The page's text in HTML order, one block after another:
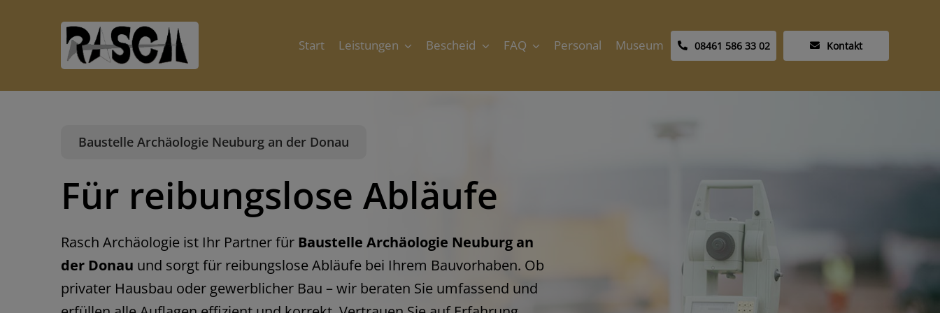
Start Leistungen Bescheid FAQ Personal Museum 08461 586 33 02 Kontakt
Baustelle Archäologie Neuburg an der Donau
Für reibungslose Abläufe
Rasch Archäologie ist Ihr Partner für Baustelle Archäologie Neuburg an
der Donau und sorgt für reibungslose Abläufe bei Ihrem Bauvorhaben. Ob
privater Hausbau oder gewerblicher Bau – wir beraten Sie umfassend und